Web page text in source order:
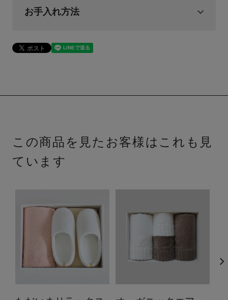
お手入れ方法
この商品を見たお客様はこれも見
ています